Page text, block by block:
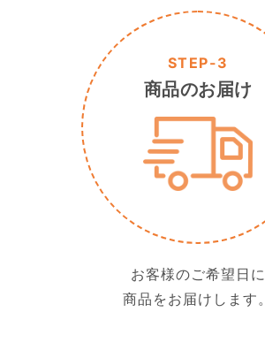
STEP-3
商品のお届け
お客様のご希望日に
商品をお届けします。